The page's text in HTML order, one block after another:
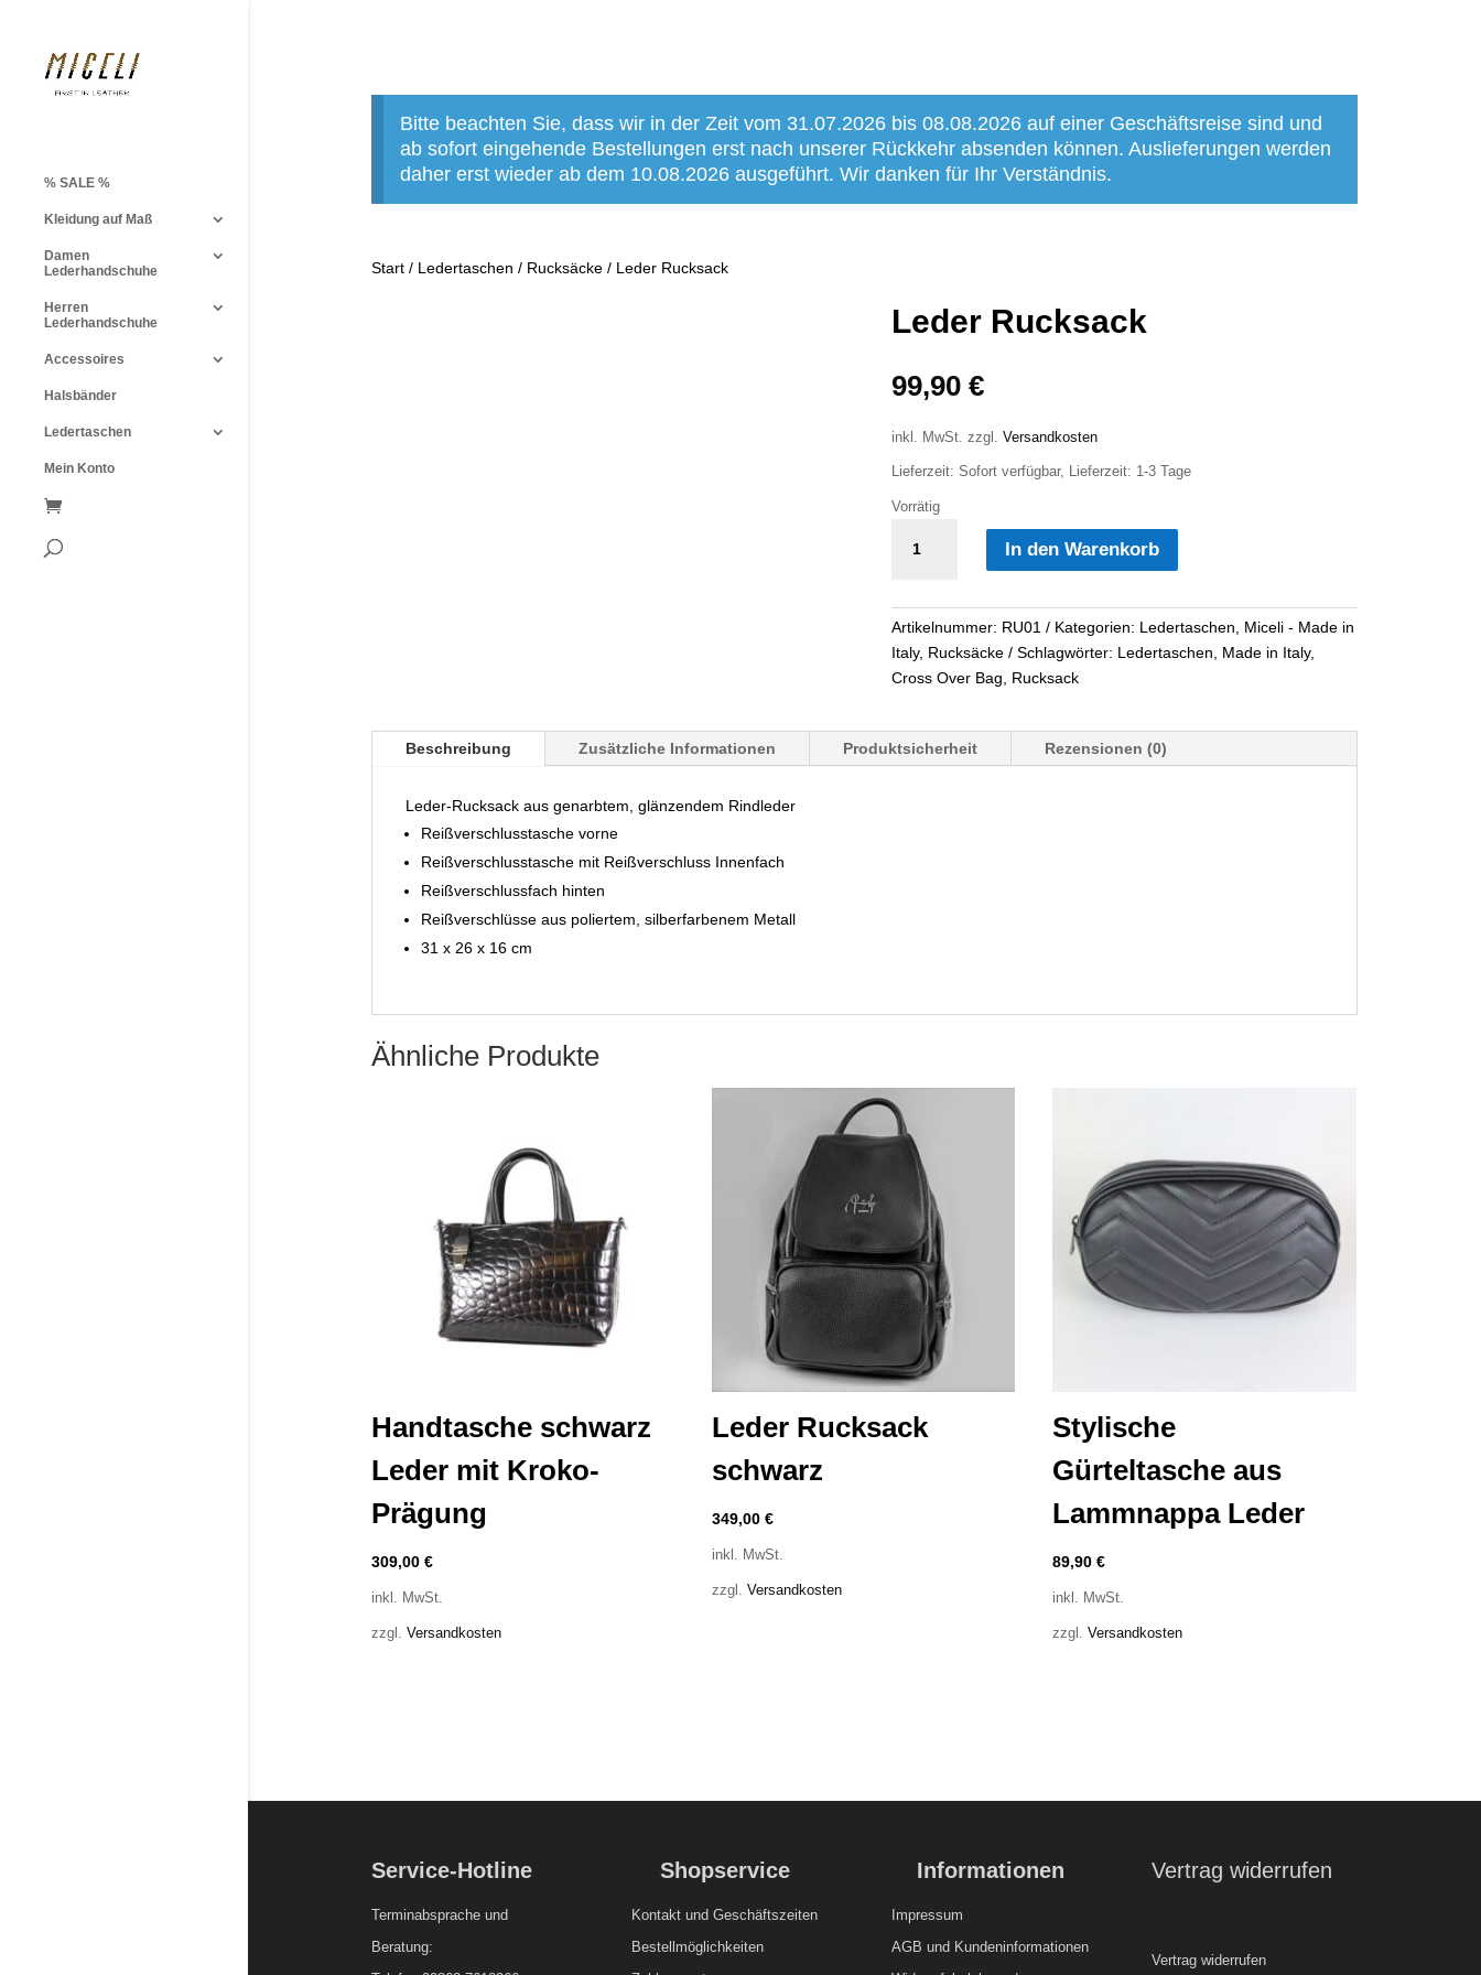
% SALE %
Kleidung auf Maß
Damen
Lederhandschuhe
Herren
Lederhandschuhe
Accessoires
Halsbänder
Ledertaschen
Mein Konto
Bitte beachten Sie, dass wir in der Zeit vom 31.07.2026 bis 08.08.2026 auf einer Geschäftsreise sind und
ab sofort eingehende Bestellungen erst nach unserer Rückkehr absenden können. Auslieferungen werden
daher erst wieder ab dem 10.08.2026 ausgeführt. Wir danken für Ihr Verständnis.
Start/ Ledertaschen / Rucksäcke/ Leder Rucksack
Leder Rucksack
99,90€
inkl. MwSt. zzgl.Versandkosten
Lieferzeit:Sofort verfügbar, Lieferzeit: 1-3 Tage
Vorrätig
Rucksack
In den Warenkorb
Artikelnummer: RU01 Kategorien: Ledertaschen
Miceli - Made in
Italy, Rucksäcke Schlagwörter: Ledertaschen Made in Italy,
Cross Over Bag
Rucksack
Beschreibung Zusätzliche Informationen Produktsicherheit Rezensionen (0)
Leder-Rucksack aus genarbtem, glänzendem Rindleder
Reißverschlusstasche vorne
Reißverschlusstasche mit Reißverschluss Innenfach
Reißverschlussfach hinten
Reißverschlüsse aus poliertem, silberfarbenem Metall
31 x 26 x 16 cm
Ähnliche Produkte
Handtasche schwarz
Leder mit Kroko-
Prägung
309,00 €
inkl. MwSt.
zzgl. Versandkosten
Leder Rucksack
schwarz
349,00€
inkl. MwSt.
zzgl.Versandkosten
Stylische
Gürteltasche aus
Lammnappa Leder
89,90€
inkl. MwSt.
zzgl.Versandkosten
Service-Hotline
Terminabsprache und
Beratung:
Shopservice
Kontakt und Geschäftszeiten
Bestellmöglichkeiten
Informationen
Impressum
AGB und Kundeninformationen
Vertrag widerrufen
Vertrag widerrufen